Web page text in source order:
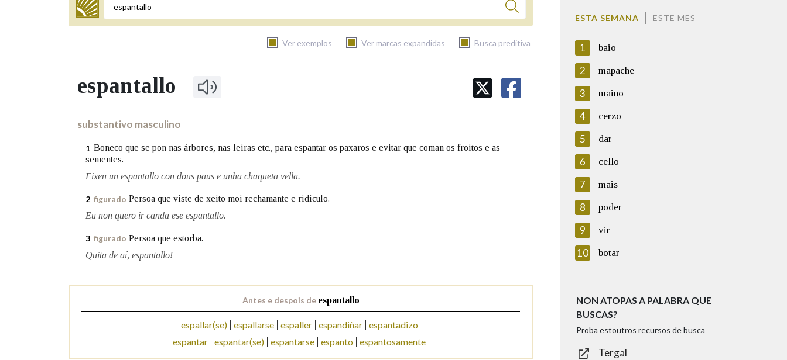
Termo a buscar
Ver exemplos Ver marcas expandidas Busca preditiva
BUSCAR NOS LEMAS
Remata por
Contén
OUTRAS OPCIÓNS DE BUSCA
Marcas gramaticais Pertence a
AXUDA NA BUSCA LIMPAR
espantallo
substantivo masculino
1 Boneco que se pon nas árbores, nas leiras etc., para espantar os paxaros e evitar que coman os froitos e as
sementes.
Fixen un espantallo con dous paus e unha chaqueta vella.
2 figurado Persoa que viste de xeito moi rechamante e ridículo.
Eu non quero ir canda ese espantallo.
3 figurado Persoa que estorba.
Quita de aí, espantallo!
Antes e despois de espantallo
espallar(se) espallarse espaller espandiñar
espantadizo
espantar espantar(se) espantarse espanto espantosamente
ESTA SEMANA ESTE MES
1 baio
2 mapache
3 maino
4 cerzo
5 dar
6 cello
7 mais
8 poder
9 vir
10 botar
NON ATOPAS A PALABRA QUE
BUSCAS?
Proba estoutros recursos de busca
Tergal